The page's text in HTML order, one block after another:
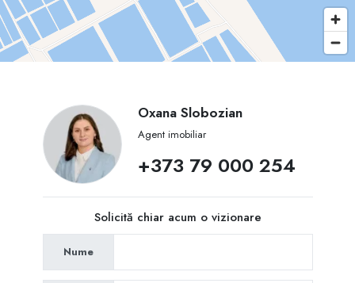
Oxana Slobozian
Agent imobiliar
+373 79 000 254
Solicită chiar acum o vizionare
Nume